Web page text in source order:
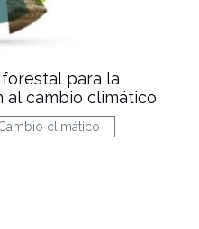
para la
al cambio climático
climático